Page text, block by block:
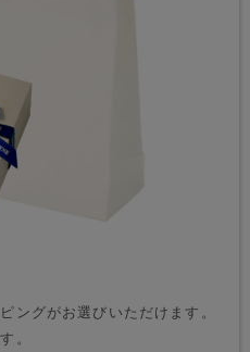
ングがお選びいただけます。
。